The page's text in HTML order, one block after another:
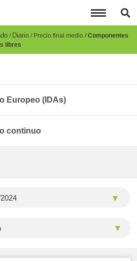
Diario Precio final medio Componentes
libres
Europeo (IDAs)
continuo